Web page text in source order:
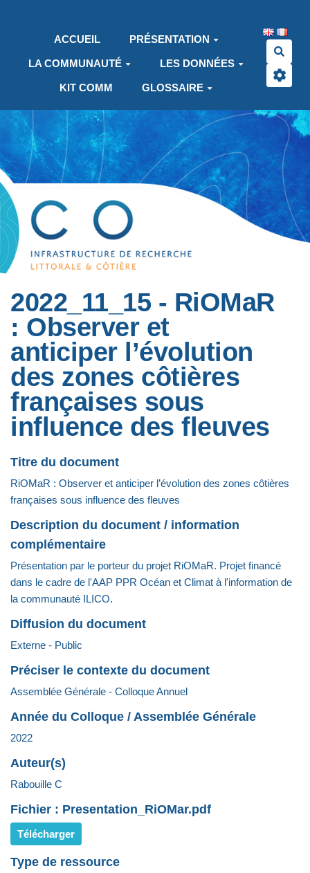
ACCUEIL
PRÉSENTATION
LA COMMUNAUTÉ LES DONNÉES
KIT COMM GLOSSAIRE
2022_11_15 - RiOMaR
: Observer et
anticiper l’évolution
des zones côtières
françaises sous
influence des fleuves
Titre du document
RiOMaR : Observer et anticiper l’évolution des zones côtières
françaises sous influence des fleuves
Description du document / information
complémentaire
Présentation par le porteur du projet RiOMaR. Projet financé
dans le cadre de l'AAP PPR Océan et Climat à l'information de
la communauté ILICO.
Diffusion du document
Externe - Public
Préciser le contexte du document
Assemblée Générale - Colloque Annuel
Année du Colloque / Assemblée Générale
2022
Auteur(s)
Rabouille C
Fichier : Presentation_RiOMar.pdf
Télécharger
Type de ressource